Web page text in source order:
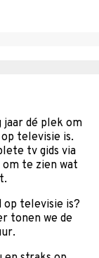
jaar dé plek om
televisie is.
tv gids via
om te zien wat
op televisie is?
tonen we de